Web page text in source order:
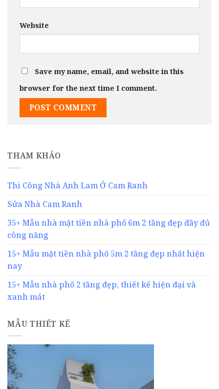
Website
Save my name, email, and website in this
browser for the next time I comment.
THAM KHẢO
Thi Công Nhà Anh Lam Ở Cam Ranh
Sửa Nhà Cam Ranh
35+ Mẫu nhà mặt tiền nhà phố 6m 2 tầng đẹp đầy đủ
công năng
15+ Mẫu mặt tiền nhà phố 5m 2 tầng đẹp nhất hiện
nay
15+ Mẫu nhà phố 2 tầng đẹp, thiết kế hiện đại và
xanh mát
MẪU THIẾT KẾ